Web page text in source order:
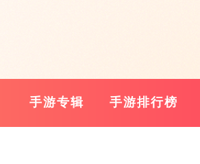
手游专辑 手游排行榜